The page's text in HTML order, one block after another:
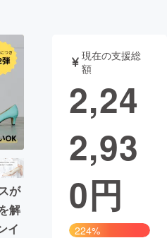
ェット
書籍・雑誌
チャレンジ
性化
CAMPFIRE Creation
が
解
イ
現在の支援総
額
2,24
2,93
0円
224%